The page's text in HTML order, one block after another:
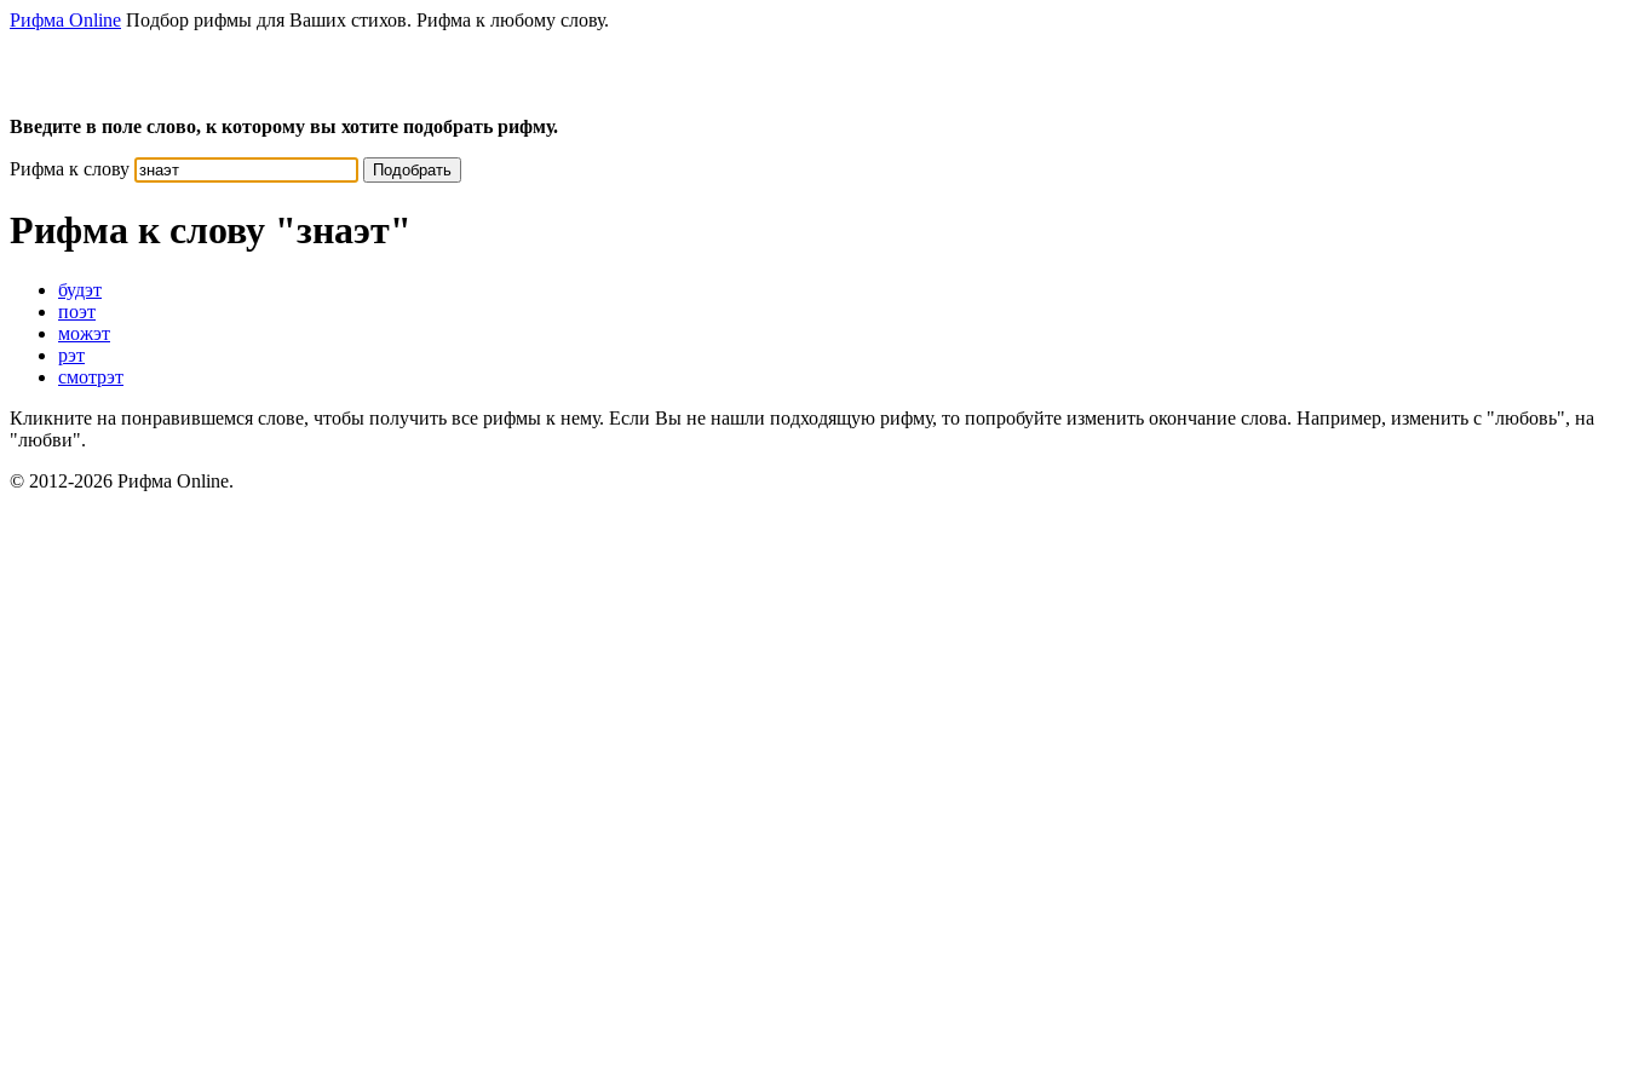
Рифма Online Подбор рифмы для Ваших стихов. Рифма к любому слову.
Введите в поле слово, к которому вы хотите подобрать рифму.
Рифма к слову Подобрать
Рифма к слову "знаэт"
будэт
поэт
можэт
рэт
смотрэт
Кликните на понравившемся слове, чтобы получить все рифмы к нему. Если Вы не нашли подходящую рифму, то попробуйте изменить окончание слова. Например, изменить с "любовь", на
"любви".
© 2012-2026 Рифма Online.